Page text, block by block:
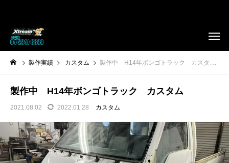
製作実績 カスタム 製作中 H14年ボンゴトラック カスタム
製作中 H14年ボンゴトラック カスタム
2021.08.02 2022.01.28 カスタム